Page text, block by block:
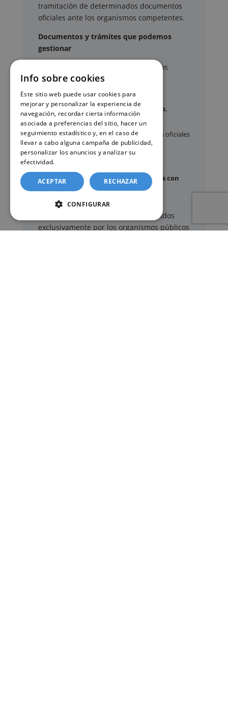
tramitación de determinados documentos
oficiales ante los organismos competentes.
Documentos y trámites que podemos
gestionar
A través de nuestro servicio, podemos
gestionar, entre otros:
Certificados y partidas denacimiento,
matrimonio
y defunción
Apostilla de La Haya de documentos oficiales
Legalización de certificados
Certificado de Últimas Voluntades
Certificado de contratos de seguros con
cobertura por fallecimiento
Los documentos oficiales son expedidos
exclusivamente por los organismos públicos
Info sobre cookies
Este sitio web puede usar cookies para
mejorar y personalizar la experiencia de
navegación, recordar cierta información
asociada a preferencias del sitio, hacer un
seguimiento estadístico y, en el caso de
llevar a cabo alguna campaña de publicidad,
personalizar los anuncios y analizar su
efectividad.
ACEPTAR RECHAZAR
CONFIGURAR